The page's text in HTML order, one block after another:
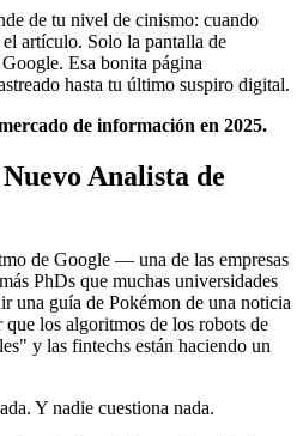
de tu nivel de cinismo: cuando
artículo. Solo la pantalla de
Esa bonita página
hasta tu último suspiro digital.
de información en 2025.
Analista de
de Google — una de las empresas
PhDs que muchas universidades
una guía de Pokémon de una noticia
que los algoritmos de los robots de
y las fintechs están haciendo un
Y nadie cuestiona nada.